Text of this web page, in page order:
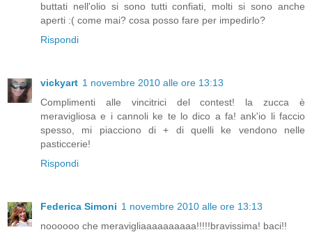
buttati nell'olio si sono tutti confiati, molti si sono anche
aperti :( come mai? cosa posso fare per impedirlo?
Rispondi
vickyart 1 novembre 2010 alle ore 13:13
Complimenti alle vincitrici del contest! la zucca è
meravigliosa e i cannoli ke te lo dico a fa! ank'io li faccio
spesso, mi piacciono di + di quelli ke vendono nelle
pasticcerie!
Rispondi
Federica Simoni 1 novembre 2010 alle ore 13:13
noooooo che meravigliaaaaaaaaaa!!!!!bravissima! baci!!